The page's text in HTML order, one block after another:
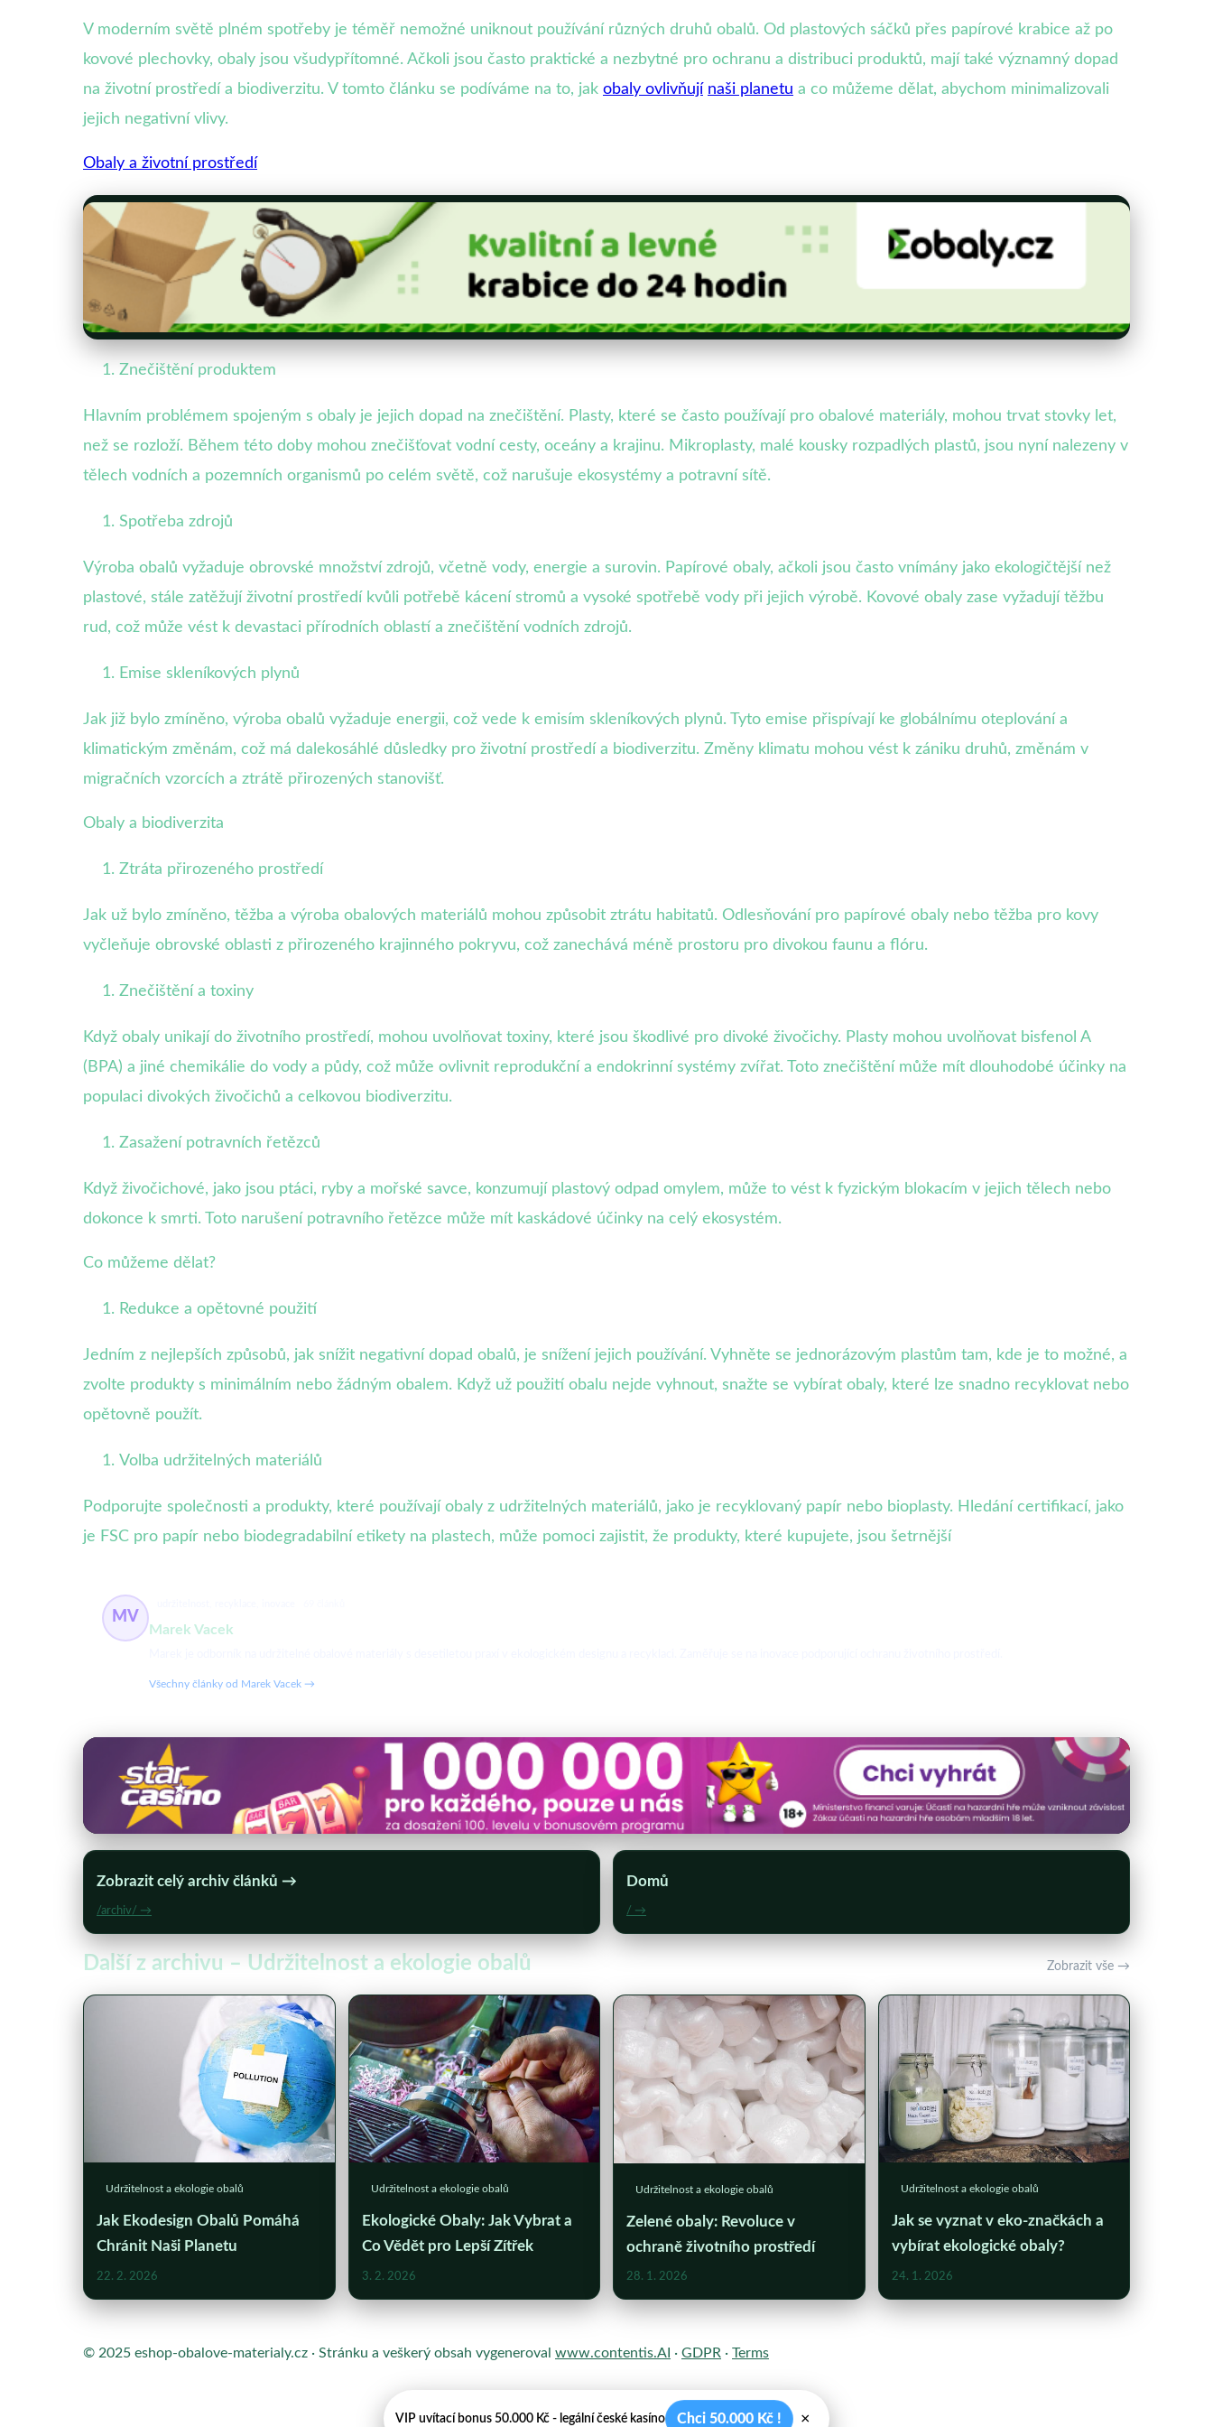
V moderním světě plném spotřeby je téměř nemožné uniknout používání různých druhů obalů. Od plastových sáčků přes papírové krabice až po
kovové plechovky, obaly jsou všudypřítomné. Ačkoli jsou často praktické a nezbytné pro ochranu a distribuci produktů, mají také významný dopad
na životní prostředí a biodiverzitu. V tomto článku se podíváme na to, jak obaly ovlivňují naši planetu a co můžeme dělat, abychom minimalizovali
jejich negativní vlivy.
Obaly a životní prostředí
Znečištění produktem
Hlavním problémem spojeným s obaly je jejich dopad na znečištění. Plasty, které se často používají pro obalové materiály, mohou trvat stovky let,
než se rozloží. Během této doby mohou znečišťovat vodní cesty, oceány a krajinu. Mikroplasty, malé kousky rozpadlých plastů, jsou nyní nalezeny v
tělech vodních a pozemních organismů po celém světě, což narušuje ekosystémy a potravní sítě.
Spotřeba zdrojů
Výroba obalů vyžaduje obrovské množství zdrojů, včetně vody, energie a surovin. Papírové obaly, ačkoli jsou často vnímány jako ekologičtější než
plastové, stále zatěžují životní prostředí kvůli potřebě kácení stromů a vysoké spotřebě vody při jejich výrobě. Kovové obaly zase vyžadují těžbu
rud, což může vést k devastaci přírodních oblastí a znečištění vodních zdrojů.
Emise skleníkových plynů
Jak již bylo zmíněno, výroba obalů vyžaduje energii, což vede k emisím skleníkových plynů. Tyto emise přispívají ke globálnímu oteplování a
klimatickým změnám, což má dalekosáhlé důsledky pro životní prostředí a biodiverzitu. Změny klimatu mohou vést k zániku druhů, změnám v
migračních vzorcích a ztrátě přirozených stanovišť.
Obaly a biodiverzita
Ztráta přirozeného prostředí
Jak už bylo zmíněno, těžba a výroba obalových materiálů mohou způsobit ztrátu habitatů. Odlesňování pro papírové obaly nebo těžba pro kovy
vyčleňuje obrovské oblasti z přirozeného krajinného pokryvu, což zanechává méně prostoru pro divokou faunu a flóru.
Znečištění a toxiny
Když obaly unikají do životního prostředí, mohou uvolňovat toxiny, které jsou škodlivé pro divoké živočichy. Plasty mohou uvolňovat bisfenol A
(BPA) a jiné chemikálie do vody a půdy, což může ovlivnit reprodukční a endokrinní systémy zvířat. Toto znečištění může mít dlouhodobé účinky na
populaci divokých živočichů a celkovou biodiverzitu.
Zasažení potravních řetězců
Když živočichové, jako jsou ptáci, ryby a mořské savce, konzumují plastový odpad omylem, může to vést k fyzickým blokacím v jejich tělech nebo
dokonce k smrti. Toto narušení potravního řetězce může mít kaskádové účinky na celý ekosystém.
Co můžeme dělat?
Redukce a opětovné použití
Jedním z nejlepších způsobů, jak snížit negativní dopad obalů, je snížení jejich používání. Vyhněte se jednorázovým plastům tam, kde je to možné, a
zvolte produkty s minimálním nebo žádným obalem. Když už použití obalu nejde vyhnout, snažte se vybírat obaly, které lze snadno recyklovat nebo
opětovně použít.
Volba udržitelných materiálů
Podporujte společnosti a produkty, které používají obaly z udržitelných materiálů, jako je recyklovaný papír nebo bioplasty. Hledání certifikací, jako
je FSC pro papír nebo biodegradabilní etikety na plastech, může pomoci zajistit, že produkty, které kupujete, jsou šetrnější
MV
Marek Vacek
Všechny články od Marek Vacek →
Zobrazit celý archiv článků →
/archiv/ →
Domů
/ →
Další z archivu – Udržitelnost a ekologie obalů Zobrazit vše →
Udržitelnost a ekologie obalů
Jak Ekodesign Obalů Pomáhá
Chránit Naši Planetu
22. 2. 2026
Udržitelnost a ekologie obalů
Ekologické Obaly: Jak Vybrat a
Co Vědět pro Lepší Zítřek
3. 2. 2026
Udržitelnost a ekologie obalů
Zelené obaly: Revoluce v
ochraně životního prostředí
28. 1. 2026
Udržitelnost a ekologie obalů
Jak se vyznat v eko-značkách a
vybírat ekologické obaly?
24. 1. 2026
© 2025 eshop-obalove-materialy.cz · Stránku a veškerý obsah vygeneroval www.contentis.AI · GDPR · Terms
VIP uvítací bonus 50.000 Kč - legální české kasíno Chci 50.000 Kč ! ×